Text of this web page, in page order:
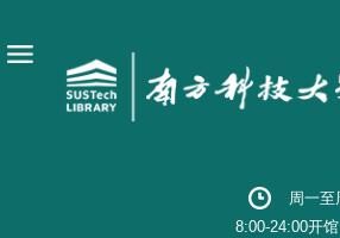
周一至
8:00-24:00开